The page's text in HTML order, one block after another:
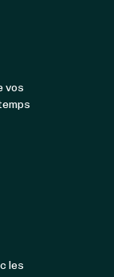
vos
les